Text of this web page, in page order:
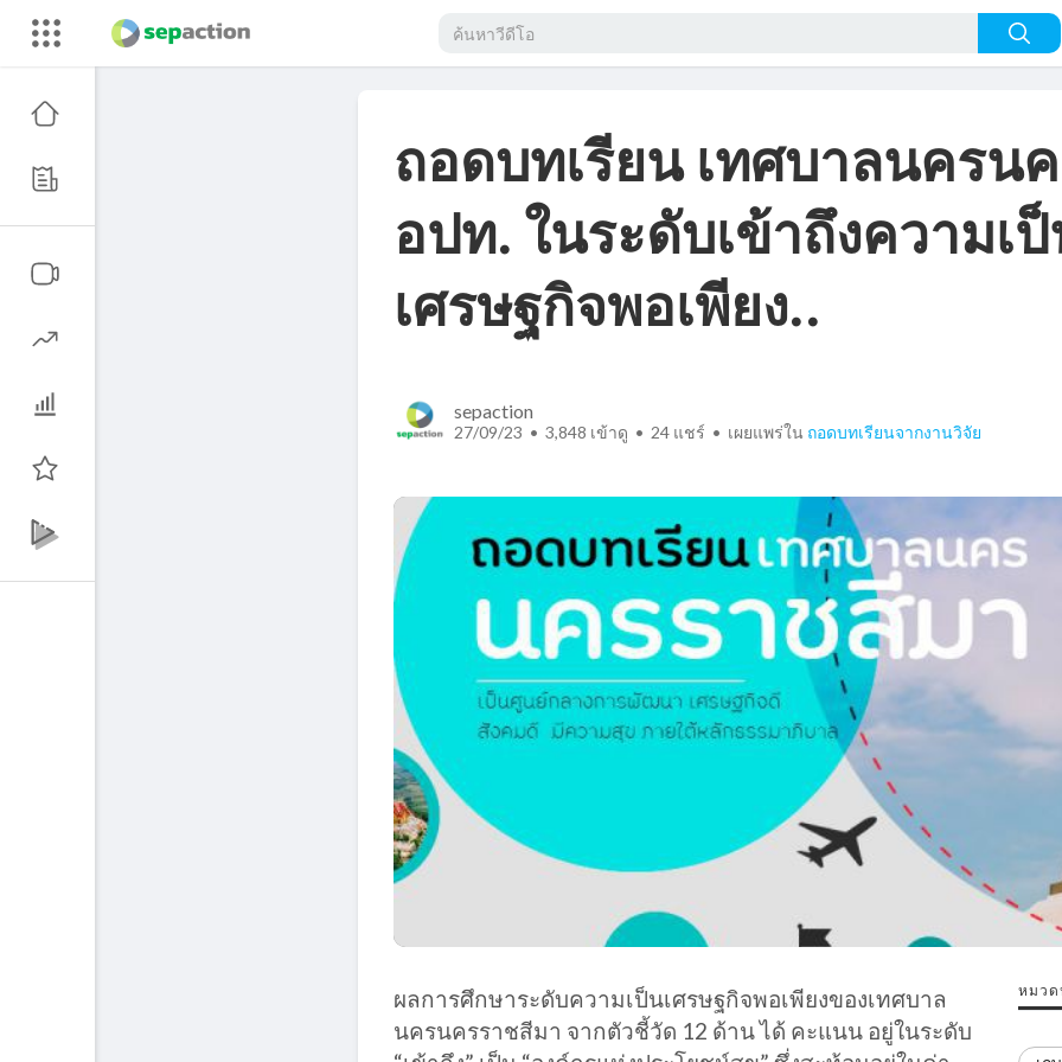
ถอดบทเรียน เทศบาลนครน
อปท. ในระดับเข้าถึงความเ
เศรษฐกิจพอเพียง..
sepaction
27/09/23 • 3,848 เข้าดู • 24 แชร์ • เผยแพร่ใน ถอดบทเรียนจากงานวิจัย
ผลการศึกษาระดับความเป็นเศรษฐกิจพอเพียงของเทศบาล
นครนครราชสีมา จากตัวชี้วัด 12 ด้าน ได้ คะแนน อยู่ในระดับ
หมว